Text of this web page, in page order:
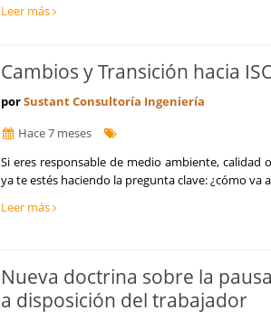
Leer más
Cambios y Transición hacia
porSustant Consultoría Ingeniería
Hace 7 meses
Si eres responsable de medio ambiente, calidad
ya te estés haciendo la pregunta clave: ¿cómo va
Leer más
Nueva doctrina sobre la
a disposición del trabajador